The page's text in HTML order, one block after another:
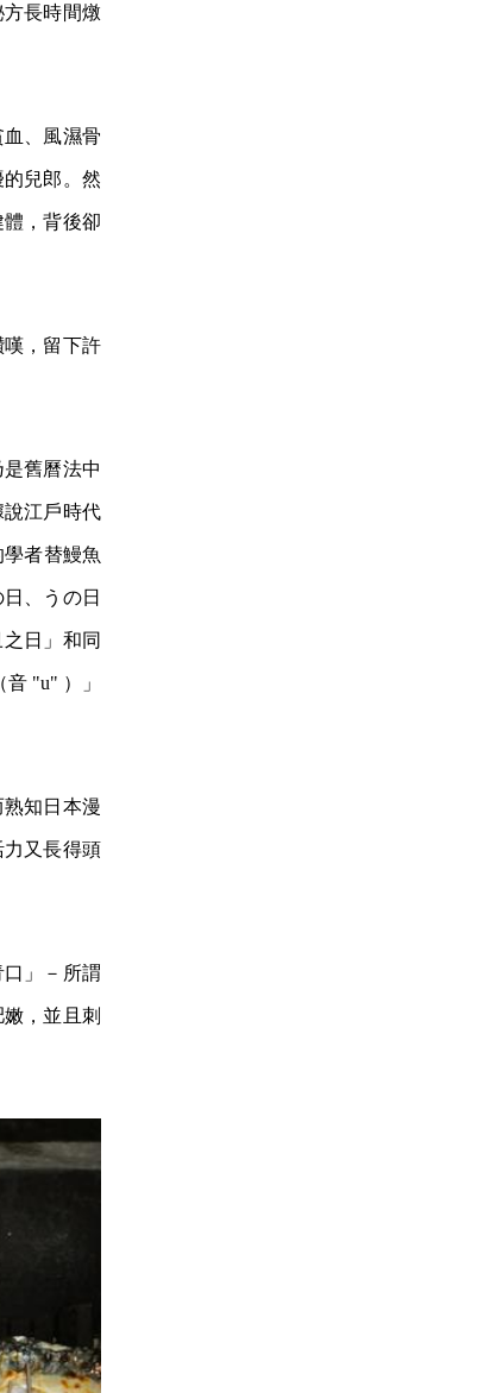
長時間燉
、風濕骨
兒郎。然
，背後卻
，留下許
舊曆法中
江戶時代
者替鰻魚
、うの日
日」和同
"u" ）」
知日本漫
又長得頭
」－所謂
，並且刺